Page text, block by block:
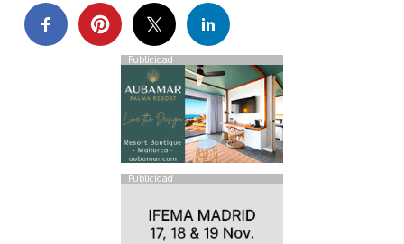
Publicidad
Publicidad